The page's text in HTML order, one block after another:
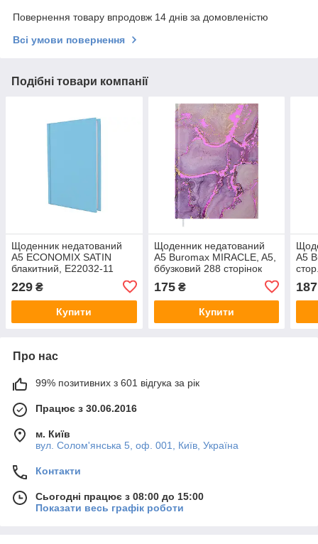
Повернення товару впродовж 14 днів за домовленістю
Всі умови повернення
Подібні товари компанії
Щоденник недатований
А5 ECONOMIX SATIN
блакитний, Е22032-11
229 ₴
Купити
Щоденник недатований
А5 Buromax MIRACLE, A5,
ббузковий 288 сторінок
175₴
Купити
А5
187
Про нас
99% позитивних з 601 відгука за рік
Працює з 30.06.2016
м. Київ
вул. Солом'янська 5, оф. 001, Київ, Україна
Контакти
Сьогодні працює з 08:00 до 15:00
Показати весь графік роботи